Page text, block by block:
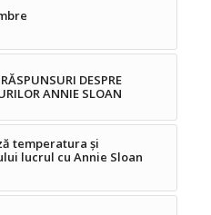
DESPRE
ANNIE SLOAN
temperatura și
lucrul cu Annie Sloan